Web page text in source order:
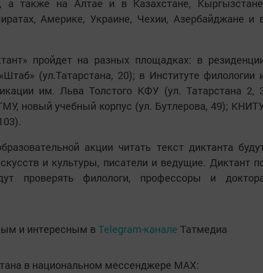
а также на Алтае и в Казахстане,
Америке, Украине, Чехии, Азербайджане и
пройдет на разных площадках: в
(ул.Татарстана, 20); в Институте филологии
им. Льва Толстого КФУ (ул. Татарстана 2,
новый учебный корпус (ул. Бутлерова, 49);
акции читать текст диктанта
и культуры, писатели и ведущие. Диктант
проверять филологи, профессоры и
и интересным в Telegram-канале Татмедиа
в национальном мессенджере MАХ: